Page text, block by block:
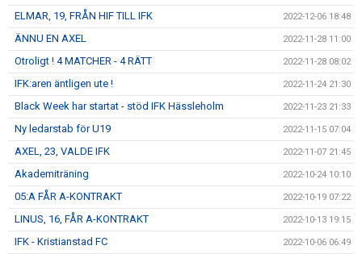
ELMAR, 19, FRÅN HIF TILL IFK 2022-12-06 18:48
ÄNNU EN AXEL 2022-11-28 11:00
Otroligt ! 4 MATCHER - 4 RÄTT 2022-11-28 08:02
IFK:aren äntligen ute ! 2022-11-24 21:30
Black Week har startat - stöd IFK Hässleholm 2022-11-23 21:33
Ny ledarstab för U19 2022-11-15 07:04
AXEL, 23, VALDE IFK 2022-11-07 21:45
Akademiträning 2022-10-24 10:10
05:A FÅR A-KONTRAKT 2022-10-19 07:22
LINUS, 16, FÅR A-KONTRAKT 2022-10-13 19:15
IFK - Kristianstad FC 2022-10-06 06:49